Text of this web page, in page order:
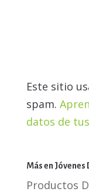
Este sitio
spam.
datos de
Más en
Productos